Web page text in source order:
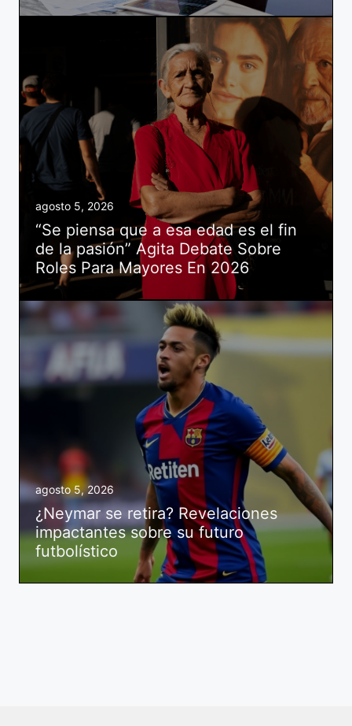
agosto 5, 2026
“Se piensa que a esa edad es el fin
de la pasión” Agita Debate Sobre
Roles Para Mayores En 2026
agosto 5, 2026
¿Neymar se retira? Revelaciones
impactantes sobre su futuro
futbolístico